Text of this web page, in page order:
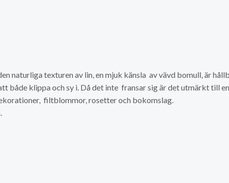
naturliga texturen av lin, en mjuk känsla av vävd bomull, är
både klippa och sy i. Då det inte fransar sig är det utmärkt till
filtblommor, rosetter och bokomslag.